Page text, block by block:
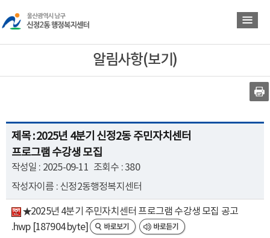
로
가
기
로
가
기
알림사항(보기)
제목 : 2025년 4분기 신정2동 주민자치센터
프로그램 수강생 모집
작성일 : 2025-09-11 조회수 : 380
작성자이름 : 신정2동행정복지센터
★2025년 4분기 주민자치센터 프로그램 수강생 모집 공고
.hwp [187904 byte]